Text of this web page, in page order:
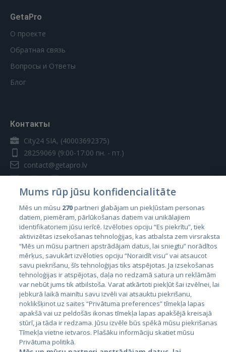
GetaPro
О проекте
Обратная связь
Вопросы и Ответы
Блог
Контакты
City24 SIA, (40003692375)
28259069 (9:00-17:00 пн. - пт.)
contact@getapro.lv
Страны
Эстония
Латвия
Литва
Mums rūp jūsu konfidencialitāte
Mēs un mūsu 270partneri glabājam un piekļūstam personas
datiem, piemēram, pārlūkošanas datiem vai unikālajiem
identifikatoriem jūsu ierīcē. Izvēloties opciju “Es piekrītu”, tiek
aktivizētas izsekošanas tehnoloģijas, kas atbalsta zem virsraksta
“Mēs un mūsu partneri apstrādājam datus, lai sniegtu” norādītos
mērķus, savukārt izvēloties opciju “Noraidīt visu” vai atsaucot
savu piekrišanu, šīs tehnoloģijas tiks atspējotas. Ja izsekošanas
tehnoloģijas ir atspējotas, daļa no redzamā satura un reklāmām
var nebūt jums tik atbilstoša. Varat atkārtoti piekļūt šai izvēlnei, lai
jebkurā laikā mainītu savu izvēli vai atsauktu piekrišanu,
noklikšķinot uz saites “Privātuma preferences” tīmekļa lapas
apakšā vai uz peldošās ikonas tīmekļa lapas apakšējā kreisajā
stūrī, ja tāda ir redzama. Jūsu izvēle būs spēkā mūsu piekrišanas
Tīmekļa vietne ietvaros. Plašāku informāciju skatiet mūsu
Privātuma politikā.